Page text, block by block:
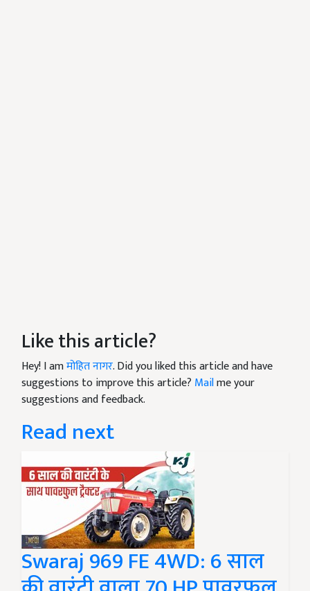
Like this article?
Hey! I amमोहित नागर. Did you liked this article and have
suggestions to improve this article? Mailme your
suggestions and feedback.
Read next
Swaraj 969 FE 4WD: 6 साल